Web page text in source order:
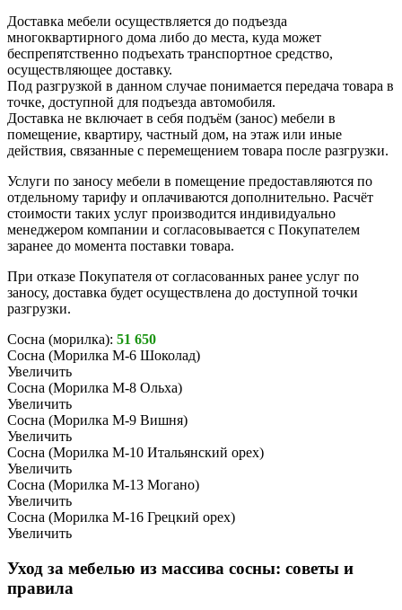
Доставка мебели осуществляется до подъезда
многоквартирного дома либо до места, куда может
беспрепятственно подъехать транспортное средство,
осуществляющее доставку.
Под разгрузкой в данном случае понимается передача товара в
точке, доступной для подъезда автомобиля.
Доставка не включает в себя подъём (занос) мебели в
помещение, квартиру, частный дом, на этаж или иные
действия, связанные с перемещением товара после разгрузки.
Услуги по заносу мебели в помещение предоставляются по
отдельному тарифу и оплачиваются дополнительно. Расчёт
стоимости таких услуг производится индивидуально
менеджером компании и согласовывается с Покупателем
заранее до момента поставки товара.
При отказе Покупателя от согласованных ранее услуг по
заносу, доставка будет осуществлена до доступной точки
разгрузки.
Сосна (морилка): 51 650
Сосна (Морилка М-6 Шоколад)
Увеличить
Сосна (Морилка М-8 Ольха)
Увеличить
Сосна (Морилка М-9 Вишня)
Увеличить
Сосна (Морилка М-10 Итальянский орех)
Увеличить
Сосна (Морилка М-13 Могано)
Увеличить
Сосна (Морилка М-16 Грецкий орех)
Увеличить
Уход за мебелью из массива сосны: советы и
правила